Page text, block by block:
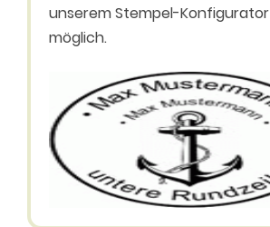
unserem Stempel-Konfigurator
möglich.